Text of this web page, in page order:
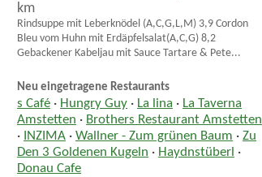
km
Rindsuppe mit Leberknödel (A,C,G,L,M) 3,9 Cordon
Bleu vom Huhn mit Erdäpfelsalat(A,C,G) 8,2
Gebackener Kabeljau mit Sauce Tartare & Pete...
Neu eingetragene Restaurants
s Café · Hungry Guy · La lina · La Taverna
Amstetten · Brothers Restaurant Amstetten
· INZIMA ·Wallner - Zum grünen Baum ·Zu
Den 3 Goldenen Kugeln · Haydnstüberl ·
Donau Cafe